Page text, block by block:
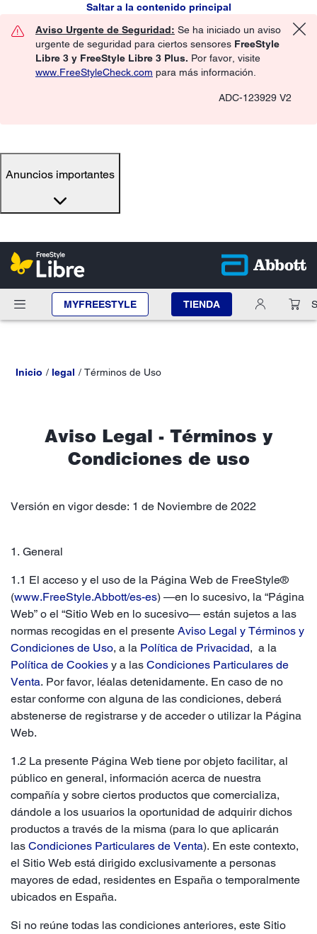
Saltar a la contenido principal
Aviso Urgente de Seguridad: Se ha iniciado un aviso
urgente de seguridad para ciertos sensores FreeStyle
Libre 3 y FreeStyle Libre 3 Plus. Por favor, visite
www.FreeStyleCheck.com para más información.
ADC-123929 V2
Anuncios importantes
MYFREESTYLE TIENDA
Inicio legal Términos de Uso
Aviso Legal - Términos y
Condiciones de uso
Versión en vigor desde: 1 de Noviembre de 2022
1. General
1.1 El acceso y el uso de la Página Web de FreeStyle®
(www.FreeStyle.Abbott/es-es) —en lo sucesivo, la “Página
Web” o el “Sitio Web en lo sucesivo— están sujetos a las
normas recogidas en el presente Aviso Legal y Términos y
Condiciones de Uso, a la Política de Privacidad, a la
Política de Cookies y a las Condiciones Particulares de
Venta. Por favor, léalas detenidamente. En caso de no
estar conforme con alguna de las condiciones, deberá
abstenerse de registrarse y de acceder o utilizar la Página
Web.
1.2 La presente Página Web tiene por objeto facilitar, al
público en general, información acerca de nuestra
compañía y sobre ciertos productos que comercializa,
dándole a los usuarios la oportunidad de adquirir dichos
productos a través de la misma (para lo que aplicarán
las Condiciones Particulares de Venta). En este contexto,
el Sitio Web está dirigido exclusivamente a personas
mayores de edad, residentes en España o temporalmente
ubicados en España.
Si no reúne todas las condiciones anteriores, este Sitio